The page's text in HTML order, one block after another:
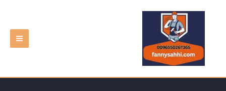
تخطي
المحتوى